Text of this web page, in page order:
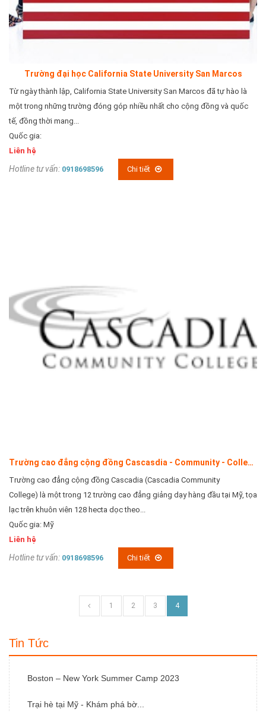
Trường đại học California State University San Marcos
Từ ngày thành lập, California State University San Marcos đã tự hào là
một trong những trường đóng góp nhiều nhất cho cộng đồng và quốc
tế, đồng thời mang...
Quốc gia:
Liên hệ
Hotline tư vấn: 0918698596 Chi tiết
Trường cao đẳng cộng đồng Cascasdia - Community - College
Trường cao đẳng cộng đồng Cascadia (Cascadia Community
College) là một trong 12 trường cao đẳng giảng dạy hàng đầu tại Mỹ, tọa
lạc trên khuôn viên 128 hecta dọc theo...
Quốc gia: Mỹ
Liên hệ
Hotline tư vấn: 0918698596 Chi tiết
1 2 3 4
Tin Tức
Boston – New York Summer Camp 2023
Trại hè tại Mỹ - Khám phá bờ...